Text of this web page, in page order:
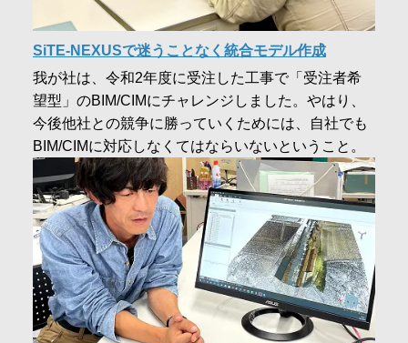
SiTE-NEXUSで迷うことなく統合モデル作成
我が社は、令和2年度に受注した工事で「受注者希
望型」のBIM/CIMにチャレンジしました。やはり、
今後他社との競争に勝っていくためには、自社でも
BIM/CIMに対応しなくてはならいないということ。